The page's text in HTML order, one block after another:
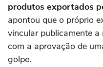
produtos exportados
apontou que o próprio
vincular publicamente
com a aprovação de
golpe.